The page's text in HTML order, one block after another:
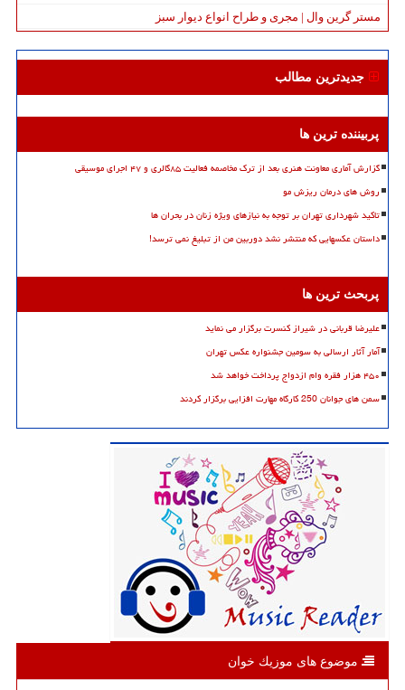
مستر گرین وال | مجری و طراح انواع دیوار سبز
جدیدترین مطالب
پربیننده ترین ها
گزارش آماری معاونت هنری بعد از ترک مخاصمه فعالیت ۸۵گالری و ۴۷ اجرای موسیقی
روش های درمان ریزش مو
تاکید شهرداری تهران بر توجه به نیازهای ویژه زنان در بحران ها
داستان عکسهایی که منتشر نشد دوربین من از تبلیغ نمی ترسد!
پربحث ترین ها
علیرضا قربانی در شیراز کنسرت برگزار می نماید
آمار آثار ارسالی به سومین جشنواره عکس تهران
۴۵۰ هزار فقره وام ازدواج پرداخت خواهد شد
سمن های جوانان 250 کارگاه مهارت افزایی برگزار کردند
موضوع های موزیك خوان